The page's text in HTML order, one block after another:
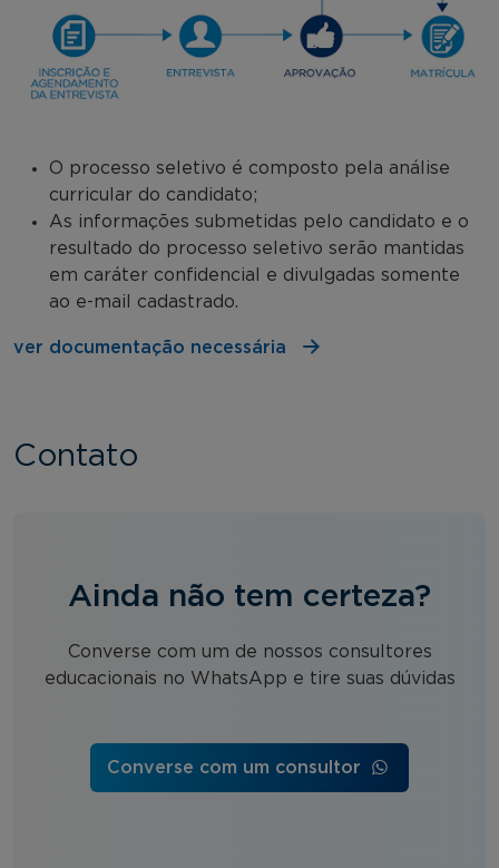
O processo seletivo é composto pela análise
curricular do candidato;
As informações submetidas pelo candidato e o
resultado do processo seletivo serão mantidas
em caráter confidencial e divulgadas somente
ao e-mail cadastrado.
ver documentação necessária
Contato
Ainda não tem certeza?
Converse com um de nossos consultores
educacionais no WhatsApp e tire suas dúvidas
Converse com um consultor